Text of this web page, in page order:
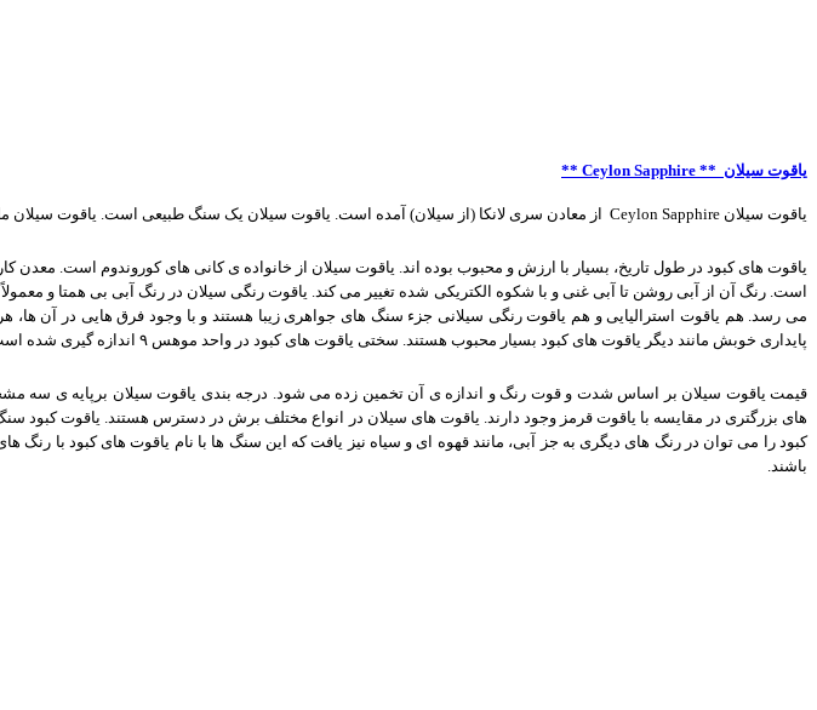
یاقوت سیلان ** Ceylon Sapphire **
یاقوت سیلان Ceylon Sapphire از معادن سری لانکا (از سیلان) آمده است. یاقوت سیلان یک سنگ طبیعی است. یاقوت سیلان
یاقوت های کبود در طول تاریخ، بسیار با ارزش و محبوب بوده اند. یاقوت سیلان از خانواده ی کانی های کوروندوم است.
است. رنگ آن از آبی روشن تا آبی غنی و با شکوه الکتریکی شده تغییر می کند. یاقوت رنگی سیلان در رنگ آبی بی همتا و
می رسد. هم یاقوت استرالیایی و هم یاقوت رنگی سیلانی جزء سنگ های جواهری زیبا هستند و با وجود فرق هایی در آن
پایداری خوبش مانند دیگر یاقوت های کبود بسیار محبوب هستند. سختی یاقوت های کبود در واحد موهس ٩ اندازه گیری شده است که بعد از الماس دومین ماده ی سخت در این واحد می باشد
قیمت یاقوت سیلان بر اساس شدت و قوت رنگ و اندازه ی آن تخمین زده می شود. درجه بندی یاقوت سیلان برپایه ی
های بزرگتری در مقایسه با یاقوت قرمز وجود دارند. یاقوت های سیلان در انواع مختلف برش در دسترس هستند. یاقوت کبود
کبود را می توان در رنگ های دیگری به جز آبی، مانند قهوه ای و سیاه نیز یافت که این سنگ ها با نام یاقوت های کبود با
باشند